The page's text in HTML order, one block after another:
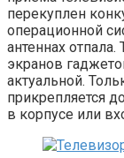
перекуплен
операционной
антеннах
экранов
актуальной.
прикрепляется
в корпусе или